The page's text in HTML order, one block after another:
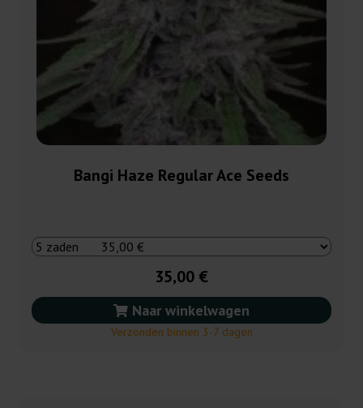
Bangi Haze Regular Ace Seeds
35,00 €
Naar winkelwagen
Verzonden binnen 3-7 dagen